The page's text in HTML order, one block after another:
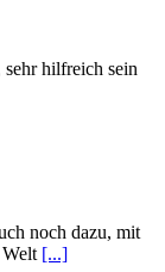
hilfreich sein
noch dazu, mit
[...]